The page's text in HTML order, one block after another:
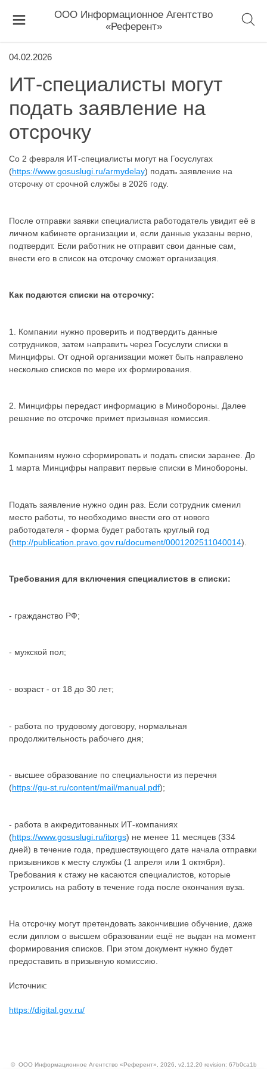
ООО Информационное Агентство
«Референт»
04.02.2026
ИТ-специалисты могут
подать заявление на
отсрочку
Со 2 февраля ИТ-специалисты могут на Госуслугах
(https://www.gosuslugi.ru/armydelay) подать заявление на
отсрочку от срочной службы в 2026 году.
После отправки заявки специалиста работодатель увидит её в
личном кабинете организации и, если данные указаны верно,
подтвердит. Если работник не отправит свои данные сам,
внести его в список на отсрочку сможет организация.
Как подаются списки на отсрочку:
1. Компании нужно проверить и подтвердить данные
сотрудников, затем направить через Госуслуги списки в
Минцифры. От одной организации может быть направлено
несколько списков по мере их формирования.
2. Минцифры передаст информацию в Минобороны. Далее
решение по отсрочке примет призывная комиссия.
Компаниям нужно сформировать и подать списки заранее. До
1 марта Минцифры направит первые списки в Минобороны.
Подать заявление нужно один раз. Если сотрудник сменил
место работы, то необходимо внести его от нового
работодателя - форма будет работать круглый год
(http://publication.pravo.gov.ru/document/0001202511040014).
Требования для включения специалистов в списки:
- гражданство РФ;
- мужской пол;
- возраст - от 18 до 30 лет;
- работа по трудовому договору, нормальная
продолжительность рабочего дня;
- высшее образование по специальности из перечня
(https://gu-st.ru/content/mail/manual.pdf);
- работа в аккредитованных ИТ-компаниях
(https://www.gosuslugi.ru/itorgs) не менее 11 месяцев (334
дней) в течение года, предшествующего дате начала отправки
призывников к месту службы (1 апреля или 1 октября).
Требования к стажу не касаются специалистов, которые
устроились на работу в течение года после окончания вуза.
На отсрочку могут претендовать закончившие обучение, даже
если диплом о высшем образовании ещё не выдан на момент
формирования списков. При этом документ нужно будет
предоставить в призывную комиссию.
Источник:
https://digital.gov.ru/
© ООО Информационное Агентство «Референт», 2026, v2.12.20 revision: 67b0ca1b